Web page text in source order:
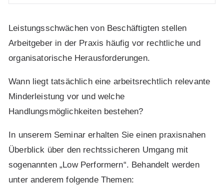
Leistungsschwächen von Beschäftigten stellen
Arbeitgeber in der Praxis häufig vor rechtliche und
organisatorische Herausforderungen.
Wann liegt tatsächlich eine arbeitsrechtlich relevante
Minderleistung vor und welche
Handlungsmöglichkeiten bestehen?
In unserem Seminar erhalten Sie einen praxisnahen
Überblick über den rechtssicheren Umgang mit
sogenannten „Low Performern“. Behandelt werden
unter anderem folgende Themen: